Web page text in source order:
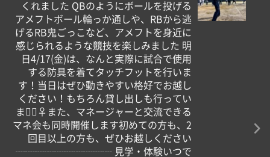
くれました QBのようにボールを投げる
アメフトボール輪っか通しや、RBから逃
げるRB鬼ごっこなど、アメフトを身近に
感じられるような競技を楽しみました 明
日4/17(金)は、なんと実際に試合で使用
する防具を着てタッチフットを行いま
す！当日はぜひ動きやすい格好でお越し
ください！もちろん貸し出しも行ってい
ます🏻‍♀️また、マネージャーと交流できる
マネ会も同時開催します初めての方も、2
回目以上の方も、ぜひお越しください
┈┈┈┈┈┈┈┈┈┈ 見学・体験いつで